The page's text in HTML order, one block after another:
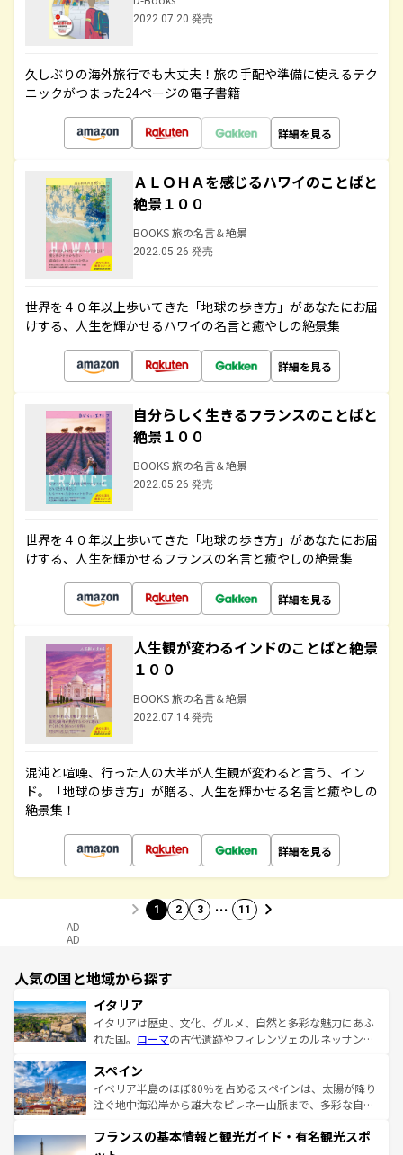
2022.07.20 発売
久しぶりの海外旅行でも大丈夫！旅の手配や準備に使えるテク
ニックがつまった24ページの電子書籍
詳細を見る
ＡＬＯＨＡを感じるハワイのことばと
絶景１００
BOOKS 旅の名言＆絶景
2022.05.26 発売
世界を４０年以上歩いてきた「地球の歩き方」があなたにお届
けする、人生を輝かせるハワイの名言と癒やしの絶景集
詳細を見る
自分らしく生きるフランスのことばと
絶景１００
BOOKS 旅の名言＆絶景
2022.05.26 発売
世界を４０年以上歩いてきた「地球の歩き方」があなたにお届
けする、人生を輝かせるフランスの名言と癒やしの絶景集
詳細を見る
人生観が変わるインドのことばと絶景
１００
BOOKS 旅の名言＆絶景
2022.07.14 発売
混沌と喧噪、行った人の大半が人生観が変わると言う、イン
ド。「地球の歩き方」が贈る、人生を輝かせる名言と癒やしの
絶景集！
詳細を見る
1 2 3 … 11
AD
AD
人気の国と地域から探す
イタリア
イタリアは歴史、文化、グルメ、自然と多彩な魅力にあふ
れた国。 ローマの古代遺跡やフィレンツェのルネッサンス
ろん、トスカーナの美しい田園風景やアマルフィ海岸の絶
景など、自然景観も見逃せない。観光の合間には、本場の
ピザやパスタなど、絶品のイタリア料理を堪能することも
ませてくれるイタリアで、忘れられない旅をしてみよう！
なお、新着のイタリア情報は
スペイン
イベリア半島のほぼ80％を占めるスペインは、太陽が降り
注ぐ地中海沿岸から雄大なピレネー山脈まで、多彩な自然
文化が根付くこの国では、情熱的なフラメンコ、熱気あふ
フランスの基本情報と観光ガイド・有名観光スポ